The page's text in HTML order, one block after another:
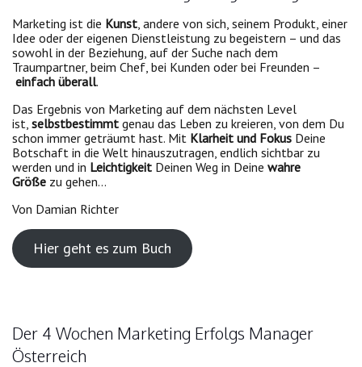
Marketing ist die Kunst, andere von sich, seinem Produkt, einer
Idee oder der eigenen Dienstleistung zu begeistern – und das
sowohl in der Beziehung, auf der Suche nach dem
Traumpartner, beim Chef, bei Kunden oder bei Freunden –
einfach überall.
Das Ergebnis von Marketing auf dem nächsten Level
ist, selbstbestimmt genau das Leben zu kreieren, von dem Du
schon immer geträumt hast. Mit Klarheit und Fokus Deine
Botschaft in die Welt hinauszutragen, endlich sichtbar zu
werden und in Leichtigkeit Deinen Weg in Deine wahre
Größe zu gehen…
Von Damian Richter
Hier geht es zum Buch
Der 4 Wochen Marketing Erfolgs Manager
Österreich